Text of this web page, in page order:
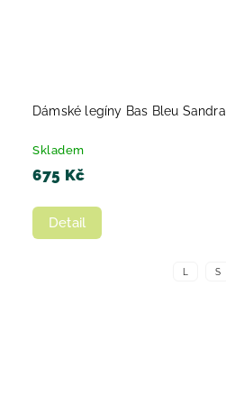
Dámské legíny Bas Bleu Sandra
Skladem
675 Kč
Detail
S